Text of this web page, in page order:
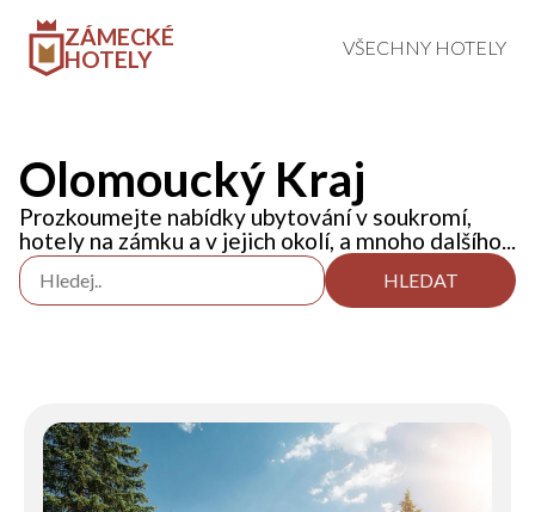
ZÁMECKÉ
HOTELY
VŠECHNY HOTELY
Olomoucký Kraj
Prozkoumejte nabídky ubytování v soukromí,
hotely na zámku a v jejich okolí, a mnoho dalšího...
HLEDAT